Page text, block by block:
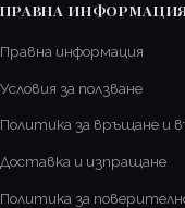
ПРАВНА
Правна информация
Условия за ползване
Политика за връщане и
Доставка и изпращане
Политика за